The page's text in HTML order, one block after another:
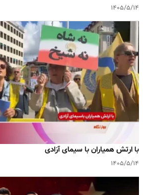
۱۴۰۵/۵/۱۴
با ارتش همیاران با سیمای آزادی
۱۴۰۵/۵/۱۴